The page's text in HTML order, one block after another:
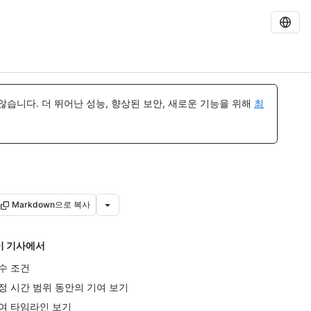
니다. 더 뛰어난 성능, 향상된 보안, 새로운 기능을 위해 최
Markdown으로 복사
기사에서
조건
시간 범위 동안의 기여 보기
타임라인 보기